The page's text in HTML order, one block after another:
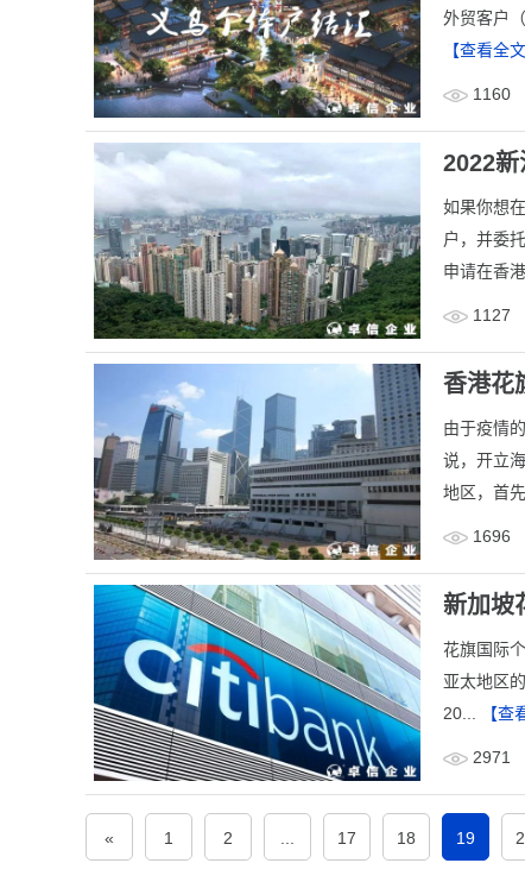
外贸客户
【查看全文
1160
2022
如果你想
户，并委
申请在香
1127
香港花
由于疫情
说，开立
地区，首
1696
新加坡
花旗国际
亚太地区
20...
【查
2971
« 1 2 17 18 19